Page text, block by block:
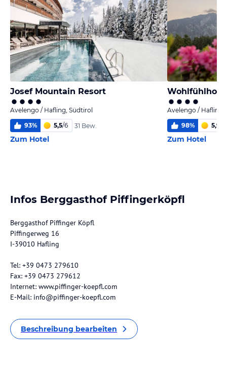
Josef Mountain Resort
Avelengo / Hafling, Südtirol
93% 5,5/6 31 Bew.
Zum Hotel
Avelengo / Hafling,
98% 5,9
Zum Hotel
Infos Berggasthof Piffingerköpfl
Berggasthof Piffinger Köpfl
Piffingerweg 16
I-39010 Hafling
Tel: +39 0473 279610
Fax: +39 0473 279612
Internet: www.piffinger-koepfl.com
E-Mail: info@piffinger-koepfl.com
Beschreibung bearbeiten